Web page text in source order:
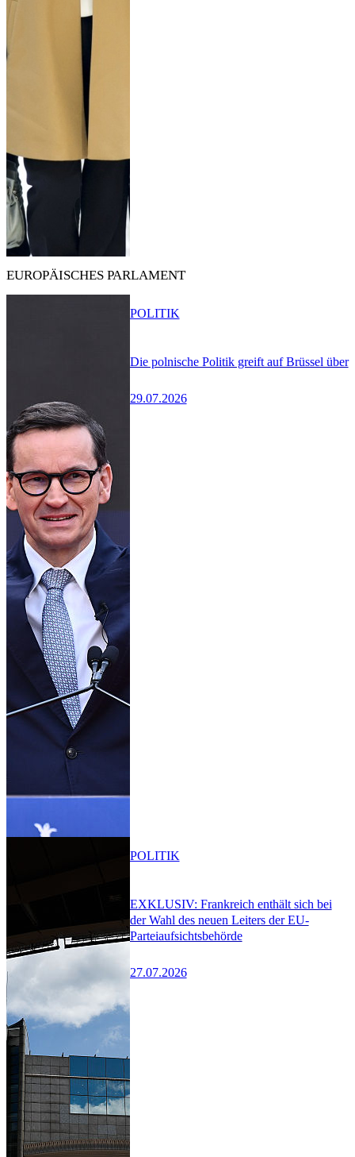
EUROPÄISCHES PARLAMENT
Die polnische Politik greift auf Brüssel über
29.07.2026
POLITIK
EXKLUSIV: Frankreich enthält sich bei
der Wahl des neuen Leiters der EU-
Parteiaufsichtsbehörde
27.07.2026
POLITIK